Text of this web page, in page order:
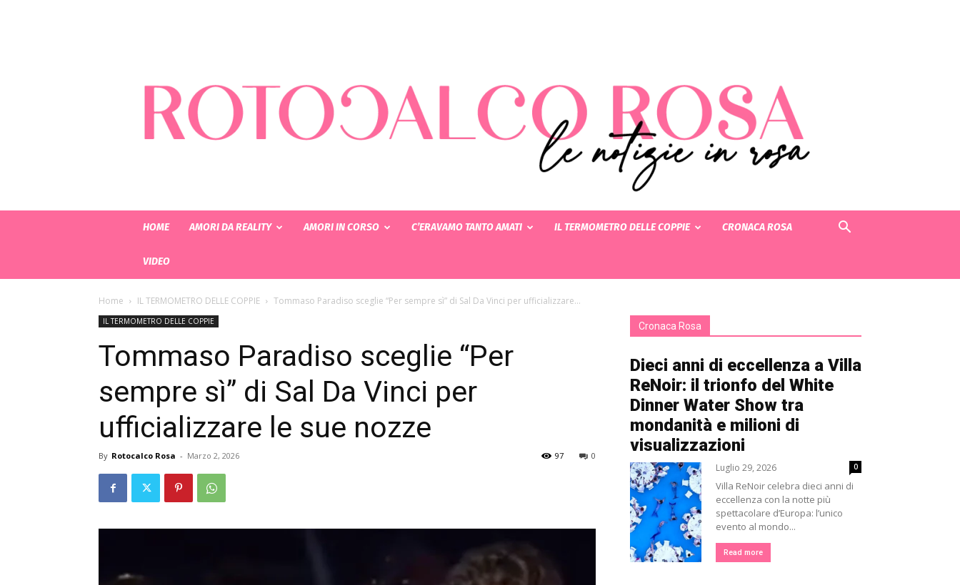
HOME AMORI DA REALITY AMORI IN CORSO C’ERAVAMO TANTO AMATI IL TERMOMETRO DELLE COPPIE CRONACA ROSA
VIDEO
Home IL TERMOMETRO DELLE COPPIE Tommaso Paradiso sceglie “Per sempre sì” di Sal Da Vinci per ufficializzare...
IL TERMOMETRO DELLE COPPIE
Tommaso Paradiso sceglie “Per
sempre sì” di Sal Da Vinci per
ufficializzare le sue nozze
By Rotocalco Rosa - Marzo 2, 2026 0
97
Cronaca Rosa
Dieci anni di eccellenza a Villa
ReNoir: il trionfo del White
Dinner Water Show tra
mondanità e milioni di
visualizzazioni
Luglio 29, 2026 0
Villa ReNoir celebra dieci anni di
eccellenza con la notte più
spettacolare d’Europa: l’unico
evento al mondo...
Read more